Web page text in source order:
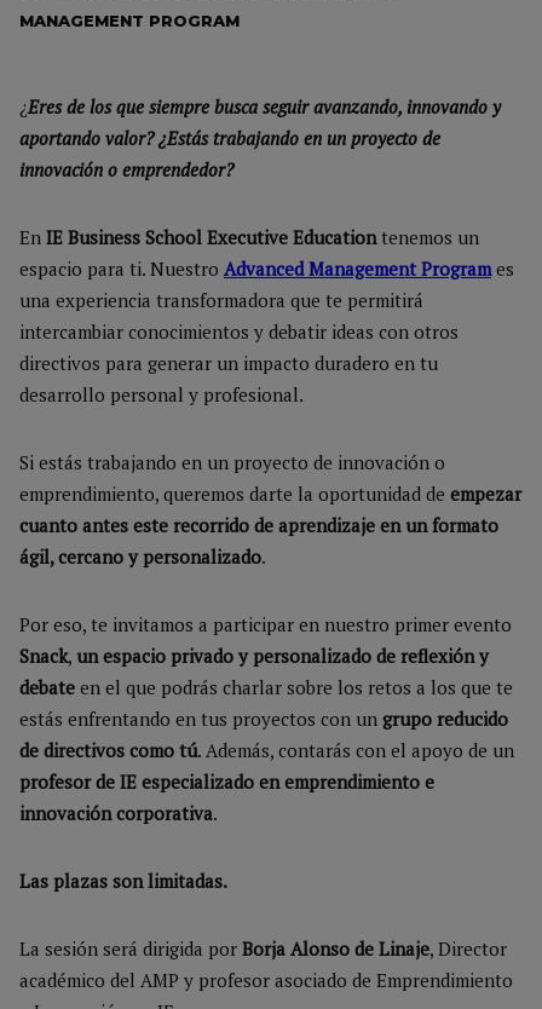
MANAGEMENT PROGRAM
¿Eres de los que siempre busca seguir avanzando, innovando y
aportando valor? ¿Estás trabajando en un proyecto de
innovación o emprendedor?
En IE Business School Executive Educationtenemos un
espacio para ti. Nuestro Advanced Management Programes
una experiencia transformadora que te permitirá
intercambiar conocimientos y debatir ideas con otros
directivos para generar un impacto duradero en tu
desarrollo personal y profesional.
Si estás trabajando en un proyecto de innovación o
emprendimiento, queremos darte la oportunidad de empezar
cuanto antes este recorrido de aprendizaje en un formato
ágil, cercano y personalizado.
Por eso, te invitamos a participar en nuestro primer evento
Snack, un espacio privado y personalizado de reflexión y
debate en el que podrás charlar sobre los retos a los que te
estás enfrentando en tus proyectos con un grupo reducido
de directivos como tú. Además, contarás con el apoyo de un
profesor de IE especializado en emprendimiento e
innovación corporativa.
Las plazas son limitadas.
La sesión será dirigida por Borja Alonso de Linaje, Director
académico del AMP y profesor asociado de Emprendimiento